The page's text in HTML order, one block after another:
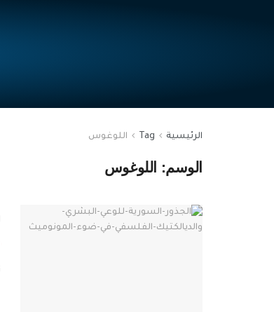
الرئيسية Tag اللوغوس
الوسم: اللوغوس